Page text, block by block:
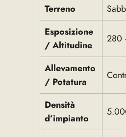
Terreno
Esposizione
/ Altitudine
280
Allevamento
/ Potatura
Densità
d’impianto